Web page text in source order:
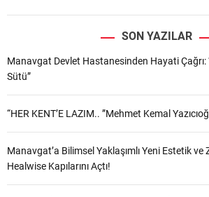
SON YAZILAR
Manavgat Devlet Hastanesinden Hayati Çağrı:
Sütü”
“HER KENT’E LAZIM.. ”Mehmet Kemal
Manavgat’a Bilimsel Yaklaşımlı Yeni Estetik ve
Healwise Kapılarını Açtı!